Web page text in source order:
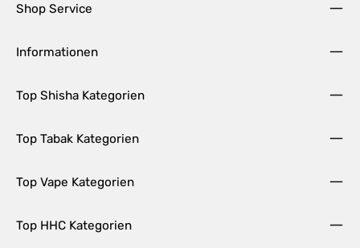
Shop Service
Informationen
Top Shisha Kategorien
Top Tabak Kategorien
Top Vape Kategorien
Top HHC Kategorien